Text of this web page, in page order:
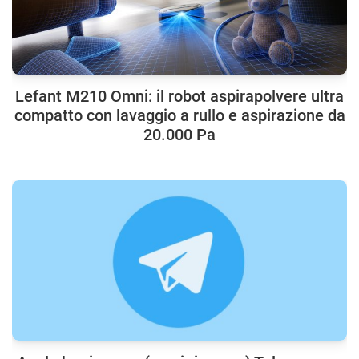
Lefant M210 Omni: il robot aspirapolvere ultra
compatto con lavaggio a rullo e aspirazione da
20.000 Pa